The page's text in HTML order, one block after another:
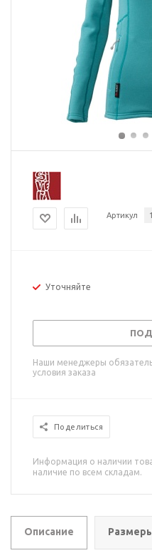
Артикул 1
Уточняйте
Наши менеджеры
условия заказа
Поделиться
Информация о наличии
наличие по всем складам.
Описание